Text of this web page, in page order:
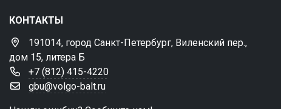
КОНТАКТЫ
191014, город Санкт-Петербург, Виленский пер.,
дом 15, литера Б
+7 (812) 415-4220
gbu@volgo-balt.ru